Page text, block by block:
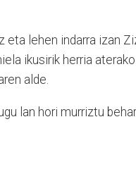
eta lehen indarra izan
ikusirik herria
alde.
lan hori murriztu